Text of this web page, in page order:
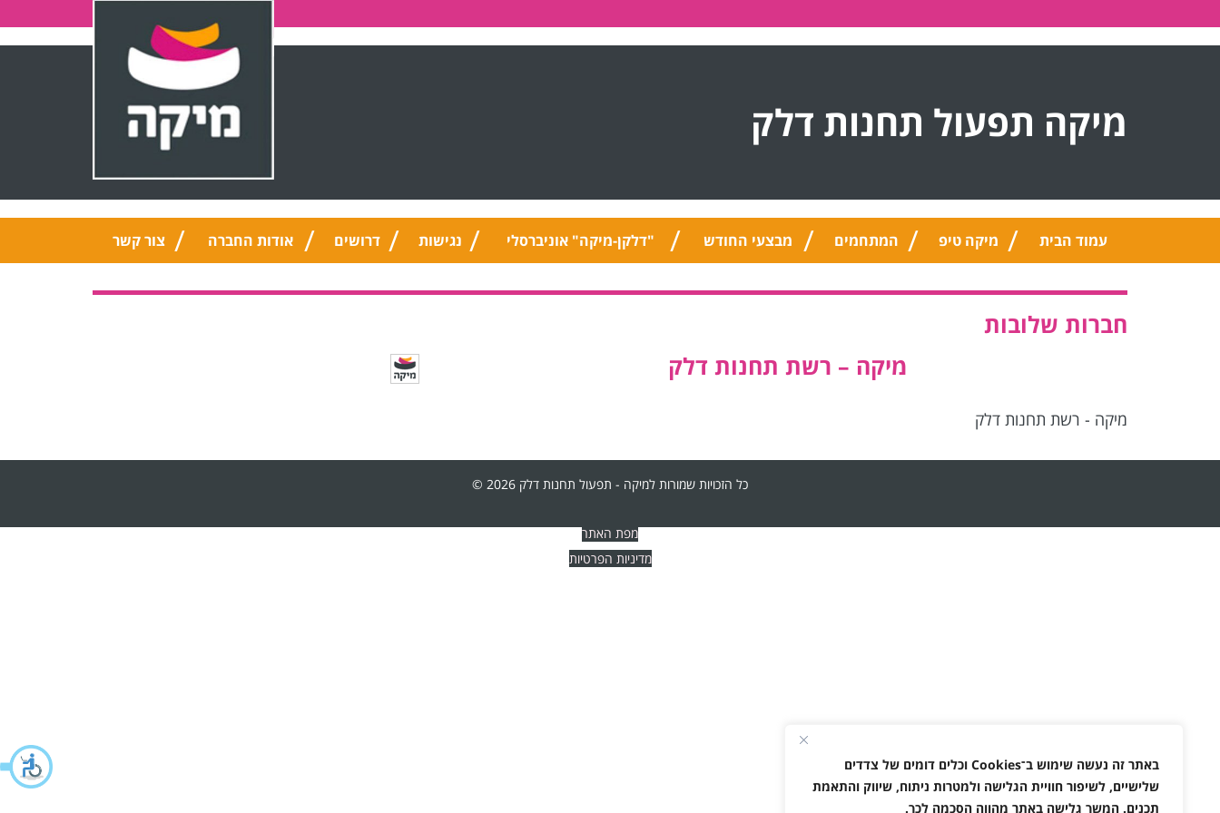
באתר זה נעשה שימוש ב־Cookies וכלים דומים של צדדים
שלישיים, לשיפור חוויית הגלישה ולמטרות ניתוח, שיווק והתאמת
תכנים. המשך גלישה באתר מהווה הסכמה לכך.
מיקה תפעול תחנות דלק
עמוד הבית מיקה טיפ המתחמים מבצעי החודש "דלקן-מיקה" אוניברסלי נגישות דרושים אודות החברה צור קשר
חברות שלובות
מיקה – רשת תחנות דלק
מיקה - רשת תחנות דלק
כל הזכויות שמורות למיקה - תפעול תחנות דלק 2026 ©
מפת האתר
מדיניות הפרטיות